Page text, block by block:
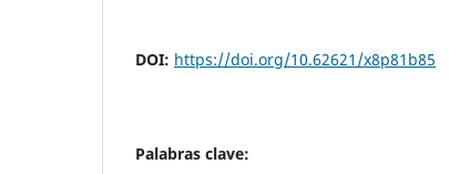
DOI: https://doi.org/10.62621/x8p81b85
Palabras clave: